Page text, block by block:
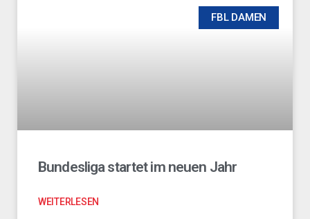
FBL DAMEN
Bundesliga startet im neuen Jahr
WEITERLESEN